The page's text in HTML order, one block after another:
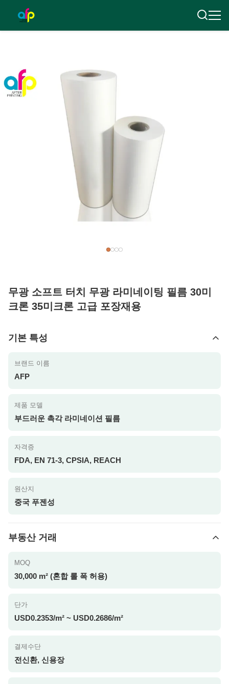
무광 소프트 터치 무광 라미네이팅 필름 30미
크론 35미크론 고급 포장재용
기본 특성
브랜드 이름
AFP
제품 모델
부드러운 촉각 라미네이션 필름
자격증
FDA, EN 71-3, CPSIA, REACH
원산지
중국 푸젠성
부동산 거래
MOQ
30,000 m² (혼합 롤 폭 허용)
단가
USD0.2353/m² ~ USD0.2686/m²
결제수단
전신환, 신용장